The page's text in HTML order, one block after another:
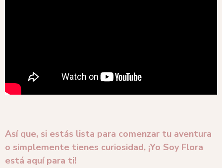
Así que, si estás lista para comenzar tu aventura
o simplemente tienes curiosidad, ¡Yo Soy Flora
está aquí para ti!